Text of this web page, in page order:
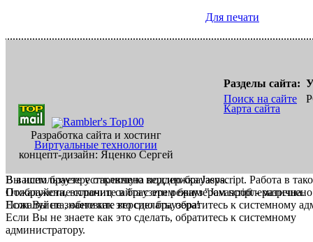
Для печати
Разработка сайта и хостинг
Виртуальные технологии
концепт-дизайн: Яценко Сергей
Разделы сайта:
Поиск на сайте
Карта сайта
В вашем браузере отключена поддержка Jasvscript. Работа в
Пожалуйста, включите в браузере режим "Javascript -
Если Вы не знаете как это сделать, обратитесь к системному
Вы используете устаревшую версию браузера.
Отображение страниц сайта с этим браузером проблематична.
Пожалуйста, обновите версию браузера!
Если Вы не знаете как это сделать, обратитесь к системному
администратору.